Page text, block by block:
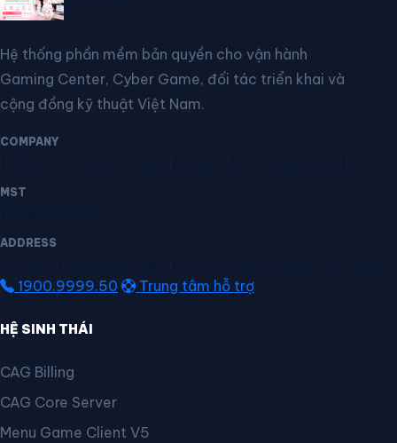
Hệ thống phần mềm bản quyền cho vận hành
Gaming Center, Cyber Game, đối tác triển khai và
cộng đồng kỹ thuật Việt Nam.
COMPANY
MST
ADDRESS
1900.9999.50
Trung tâm hỗ trợ
HỆ SINH THÁI
CAG Billing
CAG Core Server
Menu Game Client V5